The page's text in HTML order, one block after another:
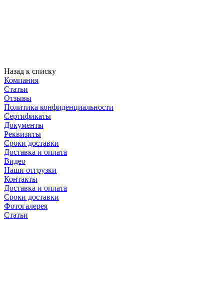
Назад к списку
Компания
Статьи
Отзывы
Политика конфиденциальности
Сертификаты
Документы
Реквизиты
Сроки доставки
Доставка и оплата
Видео
Наши отгрузки
Контакты
Доставка и оплата
Сроки доставки
Фотогалерея
Статьи